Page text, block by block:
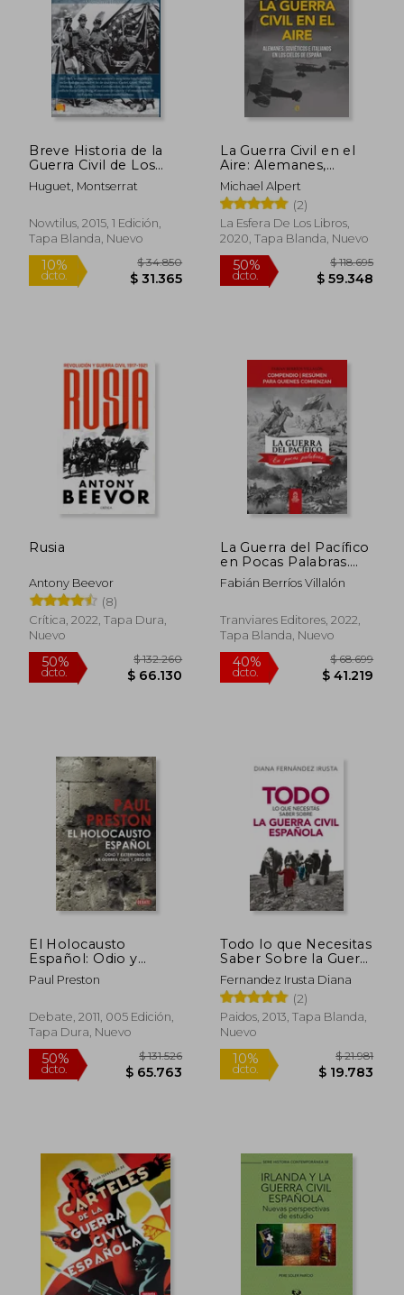
50% $ 154.466 50%
Breve Historia de la
Guerra Civil de Los
Estados Unidos
Huguet, Montserrat
Nowtilus, 2015, 1 Edición,
Tapa Blanda, Nuevo
10%
La Guerra Civil en el
Aire: Alemanes,
Soviéticos e Italianos
en los Cielos de
España
Michael Alpert
(2)
La Esfera De Los Libros,
2020, Tapa Blanda, Nuevo
50%
dcto.
$
$
Rusia
Antony Beevor
(8)
Crítica, 2022, Tapa Dura,
Nuevo
$ 66.130
La Guerra del Pacífico
en Pocas Palabras.
Compendio |
Resumen para
Fabián Berríos Villalón
Tranviares Editores, 2022,
Tapa Blanda, Nuevo
40%
dcto. $
El Holocausto
Español: Odio y
Exterminio en la
Guerra Civil y Después
Paul Preston
Debate, 2011, 005 Edición,
Tapa Dura, Nuevo
Todo lo que Necesitas
Saber Sobre la Guerra
Civil Española
Fernandez Irusta Diana
(2)
Paidos, 2013, Tapa Blanda,
Nuevo